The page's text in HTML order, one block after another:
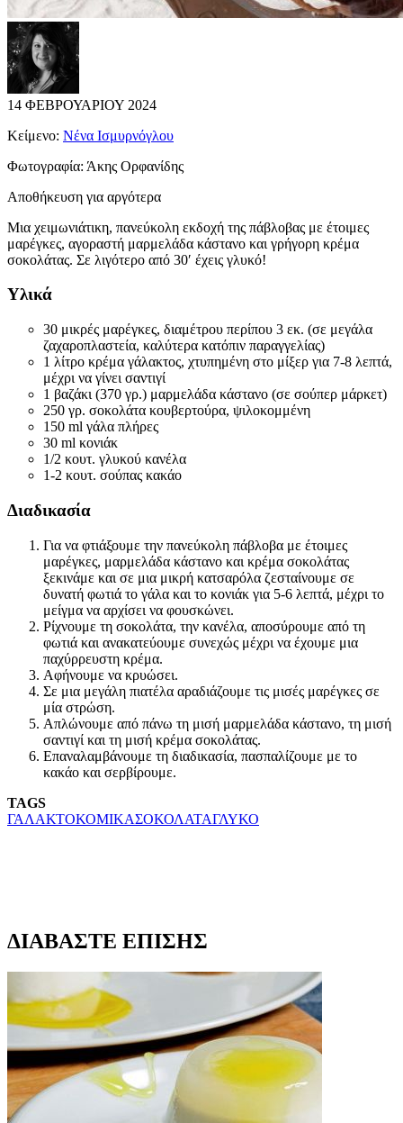
14 ΦΕΒΡΟΥΑΡΙΟΥ 2024
Κείμενο: Νένα Ισμυρνόγλου
Φωτογραφία: Άκης Ορφανίδης
Αποθήκευση για αργότερα
Μια χειμωνιάτικη, πανεύκολη εκδοχή της πάβλοβας με έτοιμες
μαρέγκες, αγοραστή μαρμελάδα κάστανο και γρήγορη κρέμα
σοκολάτας. Σε λιγότερο από 30′ έχεις γλυκό!
Υλικά
30 μικρές μαρέγκες, διαμέτρου περίπου 3 εκ. (σε μεγάλα
ζαχαροπλαστεία, καλύτερα κατόπιν παραγγελίας)
1 λίτρο κρέμα γάλακτος, χτυπημένη στο μίξερ για 7-8 λεπτά,
μέχρι να γίνει σαντιγί
1 βαζάκι (370 γρ.) μαρμελάδα κάστανο (σε σούπερ μάρκετ)
250 γρ. σοκολάτα κουβερτούρα, ψιλοκομμένη
150 ml γάλα πλήρες
30 ml κονιάκ
1/2 κουτ. γλυκού κανέλα
1-2 κουτ. σούπας κακάο
Διαδικασία
Για να φτιάξουμε την πανεύκολη πάβλοβα με έτοιμες
μαρέγκες, μαρμελάδα κάστανο και κρέμα σοκολάτας
ξεκινάμε και σε μια μικρή κατσαρόλα ζεσταίνουμε σε
δυνατή φωτιά το γάλα και το κονιάκ για 5-6 λεπτά, μέχρι το
μείγμα να αρχίσει να φουσκώνει.
Ρίχνουμε τη σοκολάτα, την κανέλα, αποσύρουμε από τη
φωτιά και ανακατεύουμε συνεχώς μέχρι να έχουμε μια
παχύρρευστη κρέμα.
Αφήνουμε να κρυώσει.
Σε μια μεγάλη πιατέλα αραδιάζουμε τις μισές μαρέγκες σε
μία στρώση.
Απλώνουμε από πάνω τη μισή μαρμελάδα κάστανο, τη μισή
σαντιγί και τη μισή κρέμα σοκολάτας.
Επαναλαμβάνουμε τη διαδικασία, πασπαλίζουμε με το
κακάο και σερβίρουμε.
TAGS
ΓΑΛΑΚΤΟΚΟΜΙΚΑΣΟΚΟΛΑΤΑΓΛΥΚΟ
ΔΙΑΒΑΣΤΕ ΕΠΙΣΗΣ